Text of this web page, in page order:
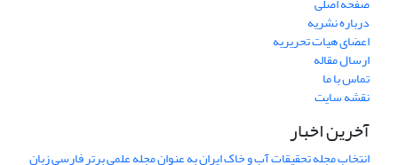
درباره نشریه
اعضای هیات تحریریه
ارسال مقاله
تماس با ما
نقشه سایت
آخرین اخبار
انتخاب مجله تحقیقات آب و خاک ایران به عنوان مجله علمی برتر فارسی زبان